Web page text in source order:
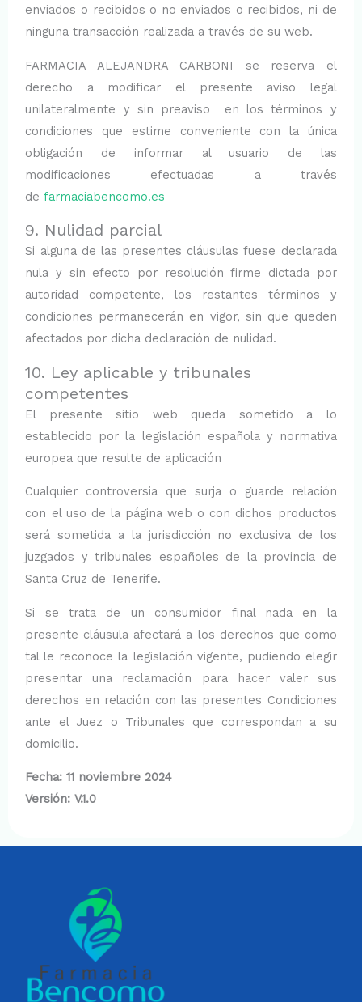
enviados o recibidos o no enviados o recibidos, ni de
ninguna transacción realizada a través de su web.
FARMACIA ALEJANDRA CARBONI se reserva el
derecho a modificar el presente aviso legal
unilateralmente y sin preaviso en los términos y
condiciones que estime conveniente con la única
obligación de informar al usuario de las
modificaciones efectuadas a través
defarmaciabencomo.es
9. Nulidad parcial
Si alguna de las presentes cláusulas fuese declarada
nula y sin efecto por resolución firme dictada por
autoridad competente, los restantes términos y
condiciones permanecerán en vigor, sin que queden
afectados por dicha declaración de nulidad.
10. Ley aplicable y tribunales
competentes
El presente sitio web queda sometido a lo
establecido por la legislación española y normativa
europea que resulte de aplicación
Cualquier controversia que surja o guarde relación
con el uso de la página web o con dichos productos
será sometida a la jurisdicción no exclusiva de los
juzgados y tribunales españoles de la provincia de
Santa Cruz de Tenerife.
Si se trata de un consumidor final nada en la
presente cláusula afectará a los derechos que como
tal le reconoce la legislación vigente, pudiendo elegir
presentar una reclamación para hacer valer sus
derechos en relación con las presentes Condiciones
ante el Juez o Tribunales que correspondan a su
domicilio.
Fecha: 11 noviembre 2024
Versión: V.1.0